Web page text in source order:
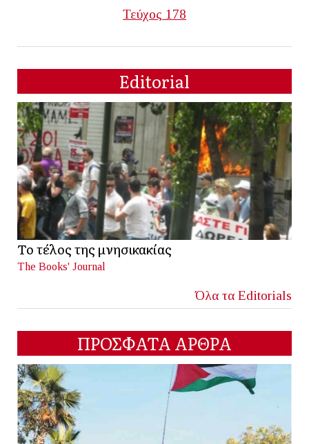
Τεύχος 178
Editorial
Το τέλος της μνησικακίας
The Books' Journal
Όλα τα Editorials
ΠΡΟΣΦΑΤΑ ΑΡΘΡΑ